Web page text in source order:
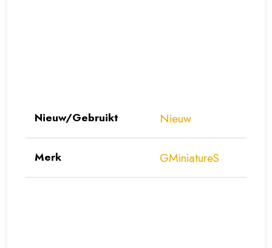
Nieuw/Gebruikt Nieuw
Merk GMiniatureS